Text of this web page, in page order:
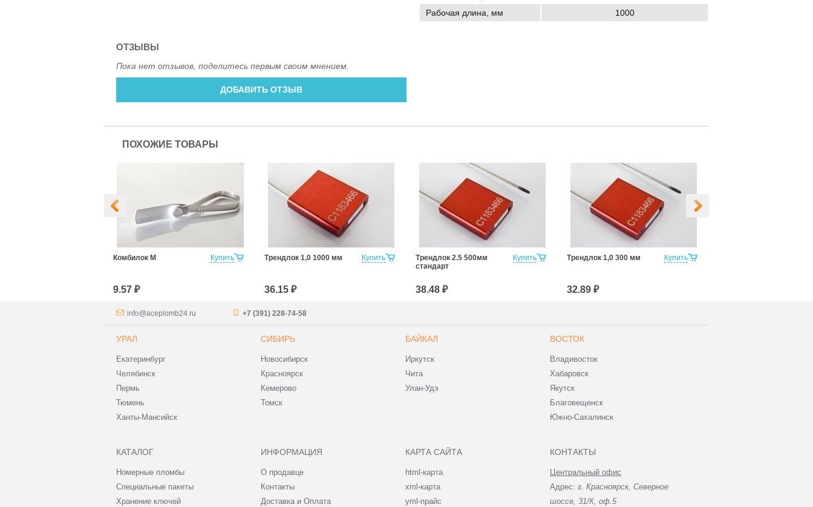
Рабочая длина, мм
1000
ОТЗЫВЫ
Пока нет отзывов, поделитесь первым своим мнением.
ДОБАВИТЬ ОТЗЫВ
ПОХОЖИЕ ТОВАРЫ
Купить
Комбилок М
9.57 ₽
Купить
Трендлок 1,0 1000 мм
36.15 ₽
Купить
Трендлок 2.5 500мм
стандарт
38.48 ₽
Купить
Трендлок 1,0 300 мм
32.89 ₽
info@aceplomb24.ru +7 (391) 228-74-58
УРАЛ
Екатеринбург
Челябинск
Пермь
Тюмень
Ханты-Мансийск
СИБИРЬ
Новосибирск
Красноярск
Кемерово
Томск
БАЙКАЛ
Иркутск
Чита
Улан-Удэ
ВОСТОК
Владивосток
Хабаровск
Якутск
Благовещенск
Южно-Сахалинск
КАТАЛОГ
Номерные пломбы
Специальные пакеты
Хранение ключей
ИНФОРМАЦИЯ
О продавце
Контакты
Доставка и Оплата
КАРТА САЙТА
html-карта
xml-карта
yml-прайс
КОНТАКТЫ
Центральный офис
Адрес: г. Красноярск, Северное
шоссе, 31/К, оф.5